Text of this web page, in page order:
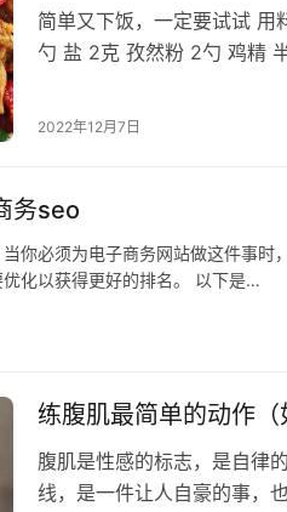
简单又下饭，一定要试试
勺 盐 2克 孜然粉 2勺 鸡精
2022年12月7日
务seo
你必须为电子商务网站做这件事
化以获得更好的排名。 以下是…
练腹肌最简单的动作（
腹肌是性感的标志，是自律
线，是一件让人自豪的事，